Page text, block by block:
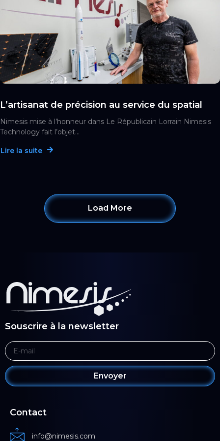
L’artisanat de précision au service du spatial
Nimesis mise à l’honneur dans Le Républicain Lorrain Nimesis
Technology fait l’objet...
Lire la suite
Load More
Souscrire à la newsletter
Envoyer
Contact
info@nimesis.com